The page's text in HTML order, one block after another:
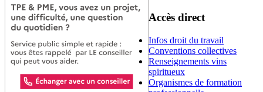
Accès direct
Infos droit du travail
Conventions collectives
Renseignements vins
spiritueux
Organismes de formation